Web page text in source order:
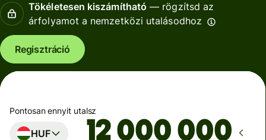
Tökéletesen kiszámítható — rögzítsd az
árfolyamot a nemzetközi utalásodhoz
Regisztráció
Pontosan ennyit utalsz
HUF